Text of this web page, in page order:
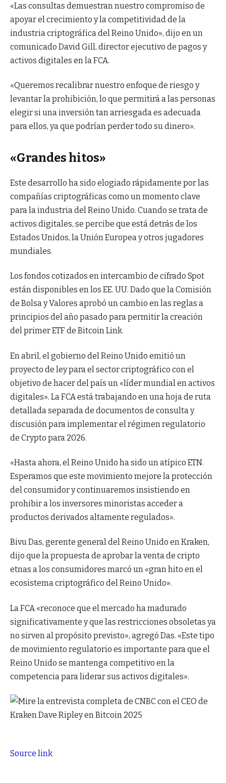
«Las consultas demuestran nuestro compromiso de
apoyar el crecimiento y la competitividad de la
industria criptográfica del Reino Unido», dijo en un
comunicado David Gill, director ejecutivo de pagos y
activos digitales en la FCA.
«Queremos recalibrar nuestro enfoque de riesgo y
levantar la prohibición, lo que permitirá a las personas
elegir si una inversión tan arriesgada es adecuada
para ellos, ya que podrían perder todo su dinero».
«Grandes hitos»
Este desarrollo ha sido elogiado rápidamente por las
compañías criptográficas como un momento clave
para la industria del Reino Unido. Cuando se trata de
activos digitales, se percibe que está detrás de los
Estados Unidos, la Unión Europea y otros jugadores
mundiales.
Los fondos cotizados en intercambio de cifrado Spot
están disponibles en los EE. UU. Dado que la Comisión
de Bolsa y Valores aprobó un cambio en las reglas a
principios del año pasado para permitir la creación
del primer ETF de Bitcoin Link.
En abril, el gobierno del Reino Unido emitió un
proyecto de ley para el sector criptográfico con el
objetivo de hacer del país un «líder mundial en activos
digitales». La FCA está trabajando en una hoja de ruta
detallada separada de documentos de consulta y
discusión para implementar el régimen regulatorio
de Crypto para 2026.
«Hasta ahora, el Reino Unido ha sido un atípico ETN.
Esperamos que este movimiento mejore la protección
del consumidor y continuaremos insistiendo en
prohibir a los inversores minoristas acceder a
productos derivados altamente regulados».
Bivu Das, gerente general del Reino Unido en Kraken,
dijo que la propuesta de aprobar la venta de cripto
etnas a los consumidores marcó un «gran hito en el
ecosistema criptográfico del Reino Unido».
La FCA «reconoce que el mercado ha madurado
significativamente y que las restricciones obsoletas ya
no sirven al propósito previsto», agregó Das. «Este tipo
de movimiento regulatorio es importante para que el
Reino Unido se mantenga competitivo en la
competencia para liderar sus activos digitales».
Source link